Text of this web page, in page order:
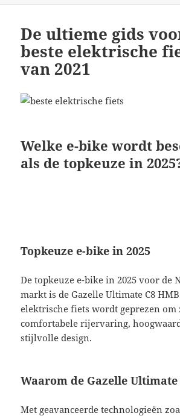
De ultieme gids
beste elektrische
van 2021
Welke e-bike wordt
als de topkeuze in
Topkeuze e-bike in 2025
De topkeuze e-bike in 2025 voor de
markt is de Gazelle Ultimate C8
elektrische fiets wordt geprezen
comfortabele rijervaring,
stijlvolle design.
Waarom de Gazelle Ultimate
Met geavanceerde technologieën